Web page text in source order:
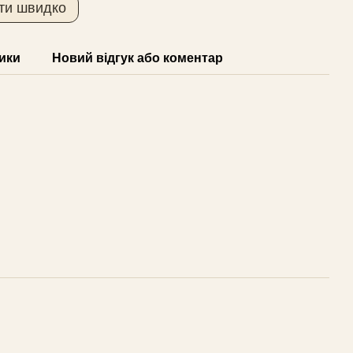
швидко
Новий відгук або коментар